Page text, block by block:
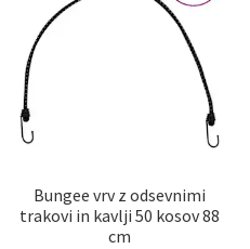
Bungee vrv z odsevnimi
trakovi in kavlji 50 kosov 88
cm